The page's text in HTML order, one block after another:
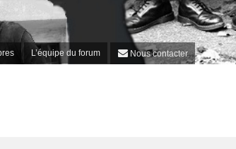
L’équipe du forum Nous contacter